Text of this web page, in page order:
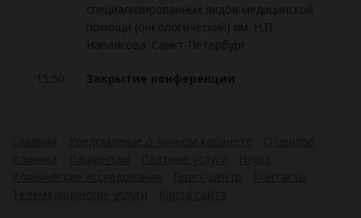
специализированных видов медицинской
помощи (онкологический) им. Н.П.
Напалкова. Санкт-Петербург
15:50 Закрытие конференции